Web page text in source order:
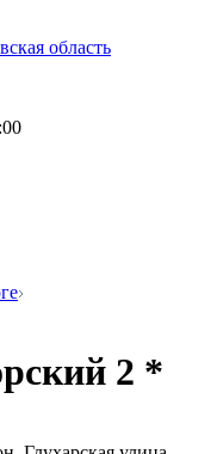
область
2 *